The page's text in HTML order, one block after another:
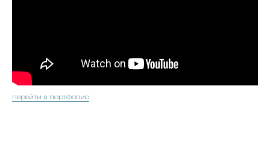
перейти в портфолио